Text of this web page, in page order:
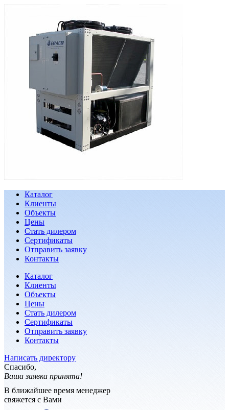
Каталог
Клиенты
Объекты
Цены
Стать дилером
Сертификаты
Отправить заявку
Контакты
Каталог
Клиенты
Объекты
Цены
Стать дилером
Сертификаты
Отправить заявку
Контакты
Написать директору
Спасибо,
Ваша заявка принята!
В ближайшее время менеджер
свяжется с Вами